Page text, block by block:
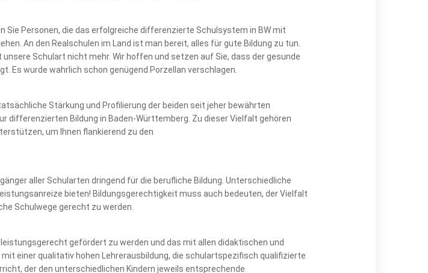
Sie Personen, die das erfolgreiche differenzierte Schulsystem in BW mit
An den Realschulen im Land ist man bereit, alles für gute Bildung zu tun.
Schulart nicht mehr. Wir hoffen und setzen auf Sie, dass der gesunde
Es wurde wahrlich schon genügend Porzellan verschlagen.
Stärkung und Profilierung der beiden seit jeher bewährten
differenzierten Bildung in Baden-Württemberg. Zu dieser Vielfalt gehören
um Ihnen flankierend zu den
aller Schularten dringend für die berufliche Bildung. Unterschiedliche
bieten! Bildungsgerechtigkeit muss auch bedeuten, der Vielfalt
Schulwege gerecht zu werden.
gefördert zu werden und das mit allen didaktischen und
einer qualitativ hohen Lehrerausbildung, die schulartspezifisch qualifizierte
der den unterschiedlichen Kindern jeweils entsprechende